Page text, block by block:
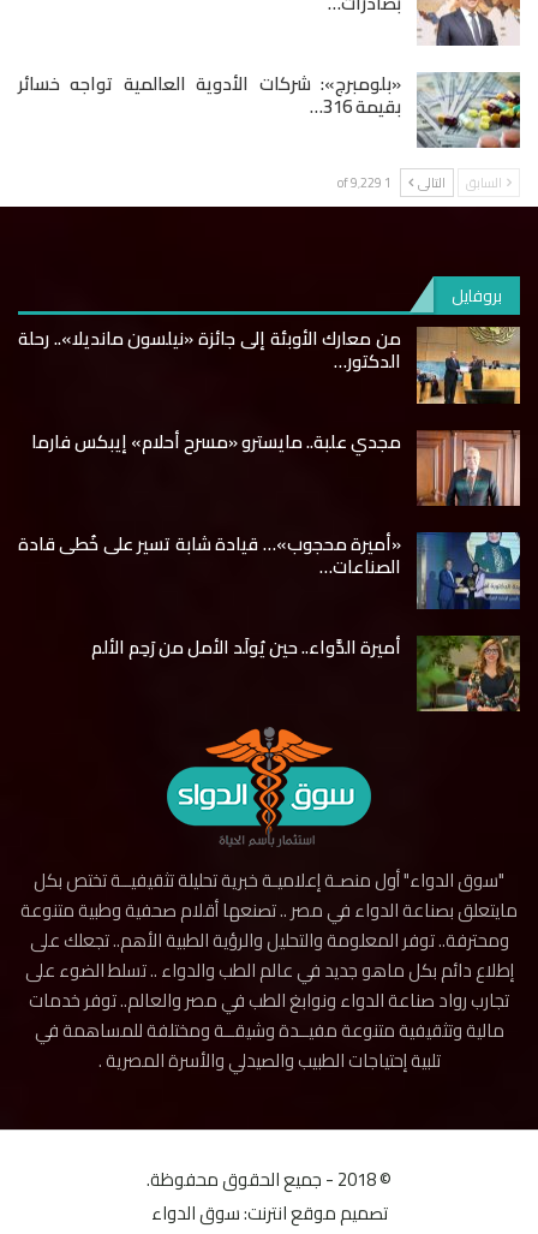
«بلومبرج»: شركات الأدوية العالمية تواجه خسائر
بقيمة 316…
السابق التالى 1 of 9٬229
بروفايل
من معارك الأوبئة إلى جائزة «نيلسون مانديلا».. رحلة
الدكتور…
مجدي علبة.. مايسترو «مسرح أحلام» إيبكس فارما
«أميرة محجوب»… قيادة شابة تسير على خُطى قادة
الصناعات…
أميرة الدَّواء.. حين يُولَد الأمل من رَحِم الألم
"سوق الدواء" أول منصـة إعلاميـة خبرية تحليلة تثقيفيــة تختص بكل
مايتعلق بصناعة الدواء في مصر .. تصنعها أقلام صحفية وطبية متنوعة
ومحترفة.. توفر المعلومة والتحليل والرؤية الطبية الأهم.. تجعلك على
إطلاع دائم بكل ماهو جديد في عالم الطب والدواء .. تسلط الضوء على
تجارب رواد صناعة الدواء ونوابغ الطب في مصر والعالم.. توفر خدمات
مالية وتثقيفية متنوعة مفيــدة وشيقــة ومختلفة للمساهمة في
تلبية إحتياجات الطبيب والصيدلي والأسرة المصرية .
© 2018 - جميع الحقوق محفوظة.
تصميم موقع انترنت:سوق الدواء